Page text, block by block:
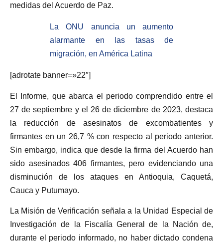
medidas del Acuerdo de Paz.
La ONU anuncia un aumento
alarmante en las tasas de
migración, en América Latina
[adrotate banner=»22″]
El Informe, que abarca el periodo comprendido entre el
27 de septiembre y el 26 de diciembre de 2023, destaca
la reducción de asesinatos de excombatientes y
firmantes en un 26,7 % con respecto al periodo anterior.
Sin embargo, indica que desde la firma del Acuerdo han
sido asesinados 406 firmantes, pero evidenciando una
disminución de los ataques en Antioquia, Caquetá,
Cauca y Putumayo.
La Misión de Verificación señala a la Unidad Especial de
Investigación de la Fiscalía General de la Nación de,
durante el periodo informado, no haber dictado condena